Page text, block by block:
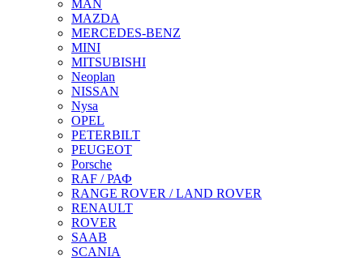
MAN
MAZDA
MERCEDES-BENZ
MINI
MITSUBISHI
Neoplan
NISSAN
Nysa
OPEL
PETERBILT
PEUGEOT
Porsche
RAF / РАФ
RANGE ROVER / LAND ROVER
RENAULT
ROVER
SAAB
SCANIA